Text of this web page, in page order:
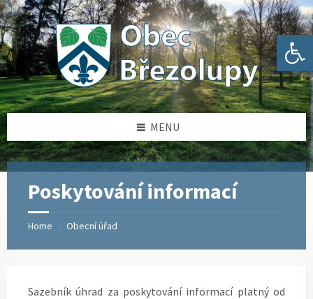
Open toolbar
Skip
to
content
Skip
to
left
sidebar
Skip
to
right
sidebar
Skip
to
footer
MENU
Poskytování informací
Home / Obecní úřad
Sazebník úhrad za poskytování informací platný od